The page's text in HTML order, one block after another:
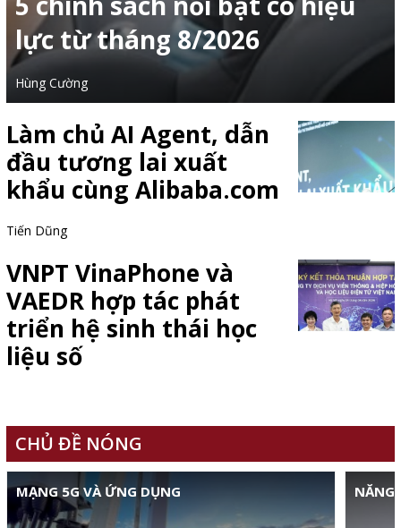
lực từ tháng 8/2026
Hùng Cường
Làm chủ AI Agent, dẫn
đầu tương lai xuất
khẩu cùng Alibaba.com
Tiến Dũng
VNPT VinaPhone và
VAEDR hợp tác phát
triển hệ sinh thái học
liệu số
CHỦ ĐỀ NÓNG
MẠNG 5G VÀ ỨNG DỤNG NĂNG